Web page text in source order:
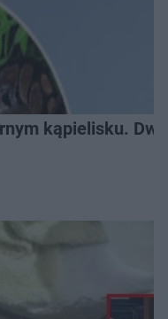
kąpielisku.